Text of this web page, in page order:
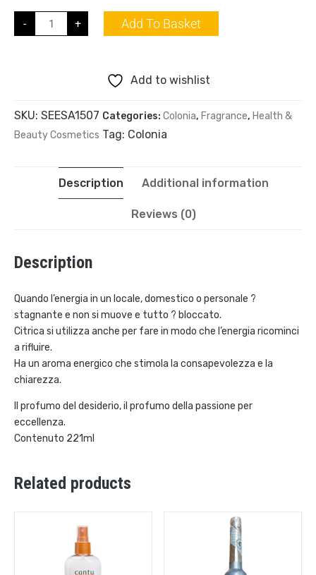
- + Add To Basket
Add to wishlist
SKU: SEESA1507 Categories: Colonia, Fragrance, Health &
Beauty Cosmetics Tag: Colonia
Description Additional information
Reviews (0)
Description
Quando l’energia in un locale, domestico o personale ?
stagnante e non si muove e tutto ? bloccato.
Citrica si utilizza anche per fare in modo che l’energia ricominci
a rifluire.
Ha un aroma energico che stimola la consapevolezza e la
chiarezza.
Il profumo del desiderio, il profumo della passione per
eccellenza.
Contenuto 221ml
Related products